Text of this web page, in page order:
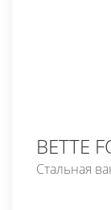
BETTE
Стальная